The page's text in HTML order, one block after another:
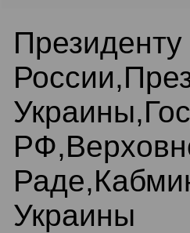
Президенту
Украины